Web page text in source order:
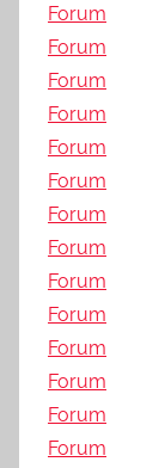
Forum
Forum
Forum
Forum
Forum
Forum
Forum
Forum
Forum
Forum
Forum
Forum
Forum
Forum